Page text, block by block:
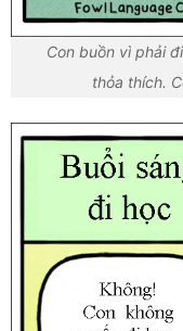
Con buồn vì phải
thỏa thích.